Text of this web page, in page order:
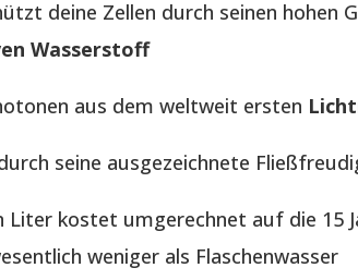
deine Zellen durch seinen hohen
Wasserstoff
aus dem weltweit ersten
seine ausgezeichnete
Liter kostet umgerechnet auf die 15
weniger als Flaschenwasser